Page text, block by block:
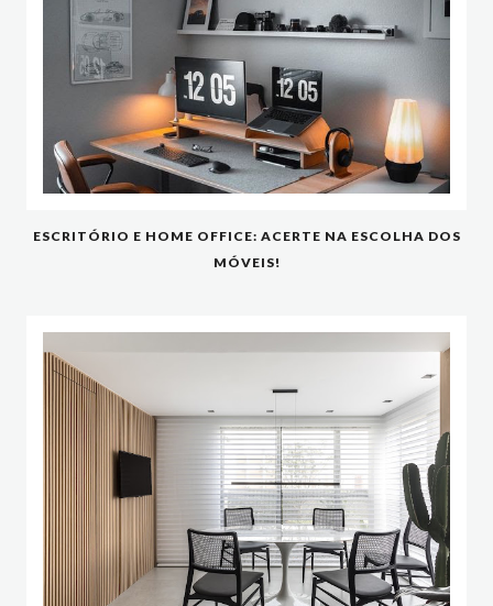
ESCRITÓRIO E HOME OFFICE: ACERTE NA ESCOLHA DOS
MÓVEIS!